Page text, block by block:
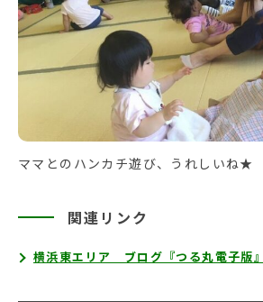
ママとのハンカチ遊び、うれしいね★
関連リンク
横浜東エリア ブログ『つる丸電子版』